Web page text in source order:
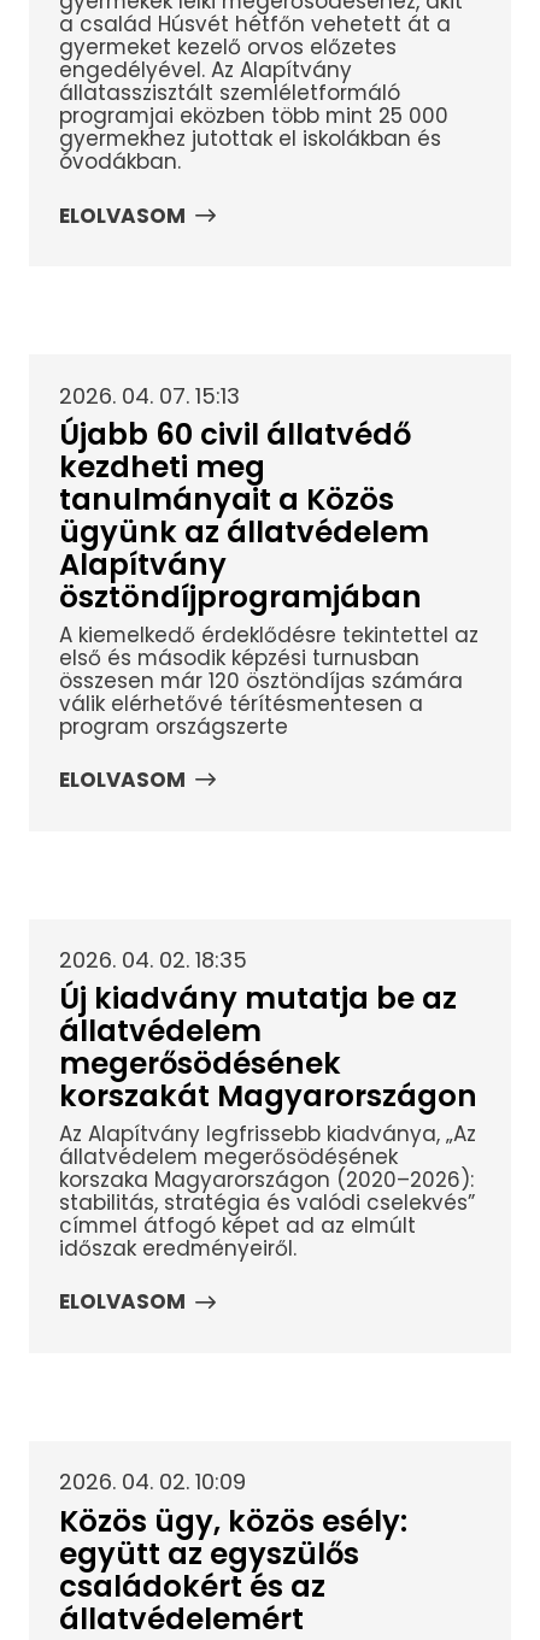
a család Húsvét hétfőn vehetett át a
gyermeket kezelő orvos előzetes
engedélyével. Az Alapítvány
állatasszisztált szemléletformáló
programjai eközben több mint 25 000
gyermekhez jutottak el iskolákban és
óvodákban.
ELOLVASOM
2026. 04. 07. 15:13
Újabb 60 civil állatvédő
kezdheti meg
tanulmányait a Közös
ügyünk az állatvédelem
Alapítvány
ösztöndíjprogramjában
A kiemelkedő érdeklődésre tekintettel az
első és második képzési turnusban
összesen már 120 ösztöndíjas számára
válik elérhetővé térítésmentesen a
program országszerte
ELOLVASOM
2026. 04. 02. 18:35
Új kiadvány mutatja be az
állatvédelem
megerősödésének
korszakát Magyarországon
Az Alapítvány legfrissebb kiadványa, „Az
állatvédelem megerősödésének
korszaka Magyarországon (2020–2026):
stabilitás, stratégia és valódi cselekvés”
címmel átfogó képet ad az elmúlt
időszak eredményeiről.
ELOLVASOM
2026. 04. 02. 10:09
Közös ügy, közös esély:
együtt az egyszülős
családokért és az
állatvédelemért